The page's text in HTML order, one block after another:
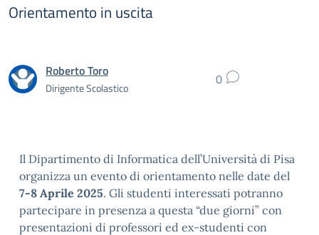
Orientamento in uscita
Roberto Toro
Dirigente Scolastico 0
Il Dipartimento di Informatica dell’Università di Pisa
organizza un evento di orientamento nelle date del
7-8 Aprile 2025. Gli studenti interessati potranno
partecipare in presenza a questa “due giorni” con
presentazioni di professori ed ex-studenti con